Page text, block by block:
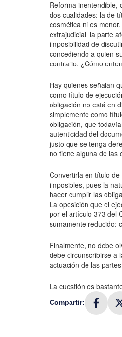
Reforma inentendible,
dos cualidades: la de
cosmética ni es
extrajudicial, la parte
imposibilidad de
concediendo a quien
contrario. ¿Cómo
Hay quienes señalan
como título de
obligación no está en
simplemente como
obligación, que
autenticidad del
justo que se tenga
no tiene alguna de las
Convertirla en título
imposibles, pues la
hacer cumplir las
La oposición que el
por el artículo 373 del
sumamente reducido:
Finalmente, no debe
debe circunscribirse a
actuación de las
La cuestión es
Compartir: